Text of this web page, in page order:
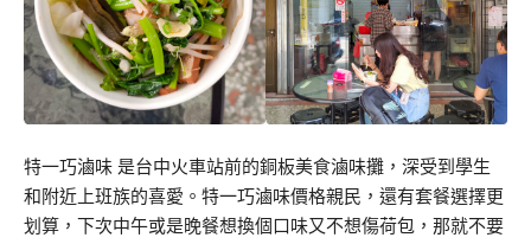
特一巧滷味 是台中火車站前的銅板美食滷味攤，深受到學生
和附近上班族的喜愛。特一巧滷味價格親民，還有套餐選擇更
划算，下次中午或是晚餐想換個口味又不想傷荷包，那就不要